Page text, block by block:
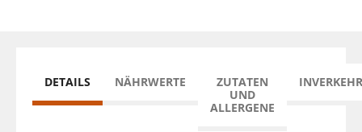
DETAILS NÄHRWERTE
ZUTATEN
UND
ALLERGENE